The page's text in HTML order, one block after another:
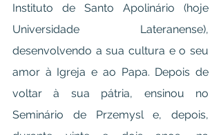
Instituto de Santo Apolinário (hoje
Universidade Lateranense),
desenvolvendo a sua cultura e o seu
amor à Igreja e ao Papa. Depois de
voltar à sua pátria, ensinou no
Seminário de Przemysl e, depois,